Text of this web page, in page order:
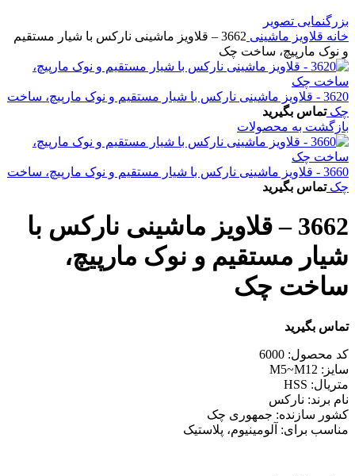
بزرگنمایی تصویر
خانه قلاویز ماشینی
3662 – قلاویز ماشینی نارکس با شیار مستقیم
و نوک مارپیچ، ساخت چک
3620 - قلاویز ماشینی نارکس با شیار مستقیم و نوک مارپیچ، ساخت
چکتماس بگیرید
بازگشت به محصولات
3660 - قلاویز ماشینی نارکس با شیار مستقیم و نوک مارپیچ، ساخت
چکتماس بگیرید
3662 – قلاویز ماشینی نارکس با
شیار مستقیم و نوک مارپیچ،
ساخت چک
تماس بگیرید
کد محصول: 6000
سایز: M5~M12
متریال: HSS
نام برند: نارکس
کشور سازنده: جمهوری چک
مناسب برای: آلومینیوم، پلاستیک